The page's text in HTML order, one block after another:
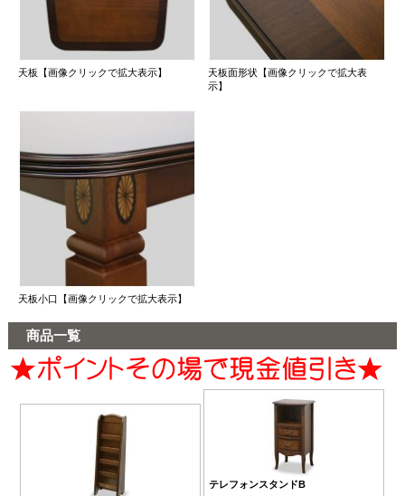
天板【画像クリックで拡大表示】
天板面形状【画像クリックで拡大表
示】
天板小口【画像クリックで拡大表示】
商品一覧
テレフォンスタンドB